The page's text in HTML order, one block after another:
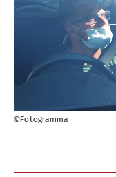
©Fotogramma